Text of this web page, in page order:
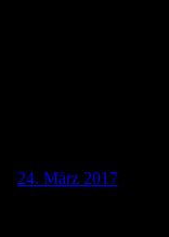
24. März 2017